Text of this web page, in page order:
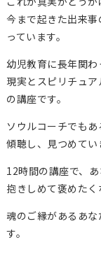
今まで起きた出来
っています。
幼児教育に長年関
現実とスピリチュ
の講座です。
ソウルコーチでも
傾聴し、見つめてい
12時間の講座で、
抱きしめて褒めたく
魂のご縁があるあ
す。